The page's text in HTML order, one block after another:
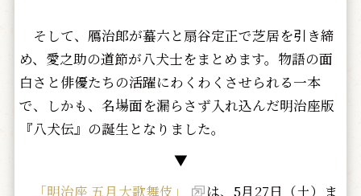
そして、鴈治郎が蟇六と扇谷定正で芝居を引き締
め、愛之助の道節が八犬士をまとめます。物語の面
白さと俳優たちの活躍にわくわくさせられる一本
で、しかも、名場面を漏らさず入れ込んだ明治座版
『八犬伝』の誕生となりました。
▼
「明治座 五月大歌舞伎」
は、5月27日（土）ま